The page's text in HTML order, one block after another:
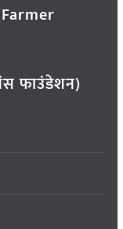
फाउंडेशन)